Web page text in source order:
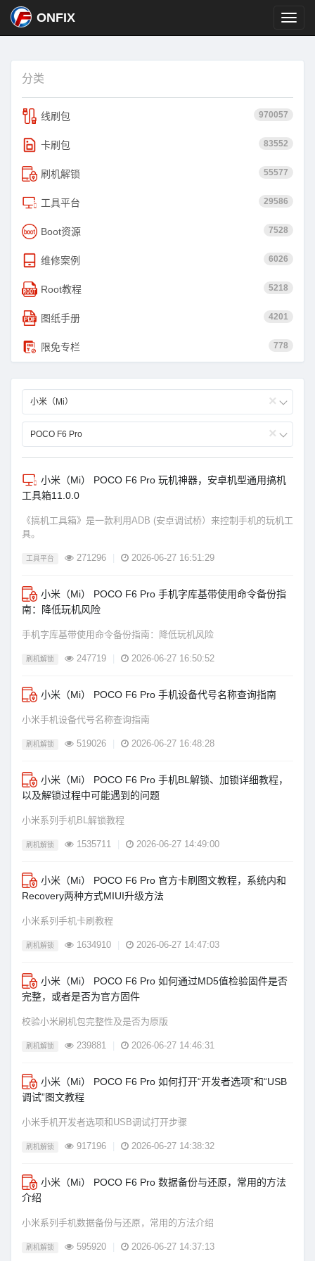
ONFIX
分类
970057
线刷包
83552
卡刷包
55577
刷机解锁
29586
工具平台
7528
Boot资源
6026
维修案例
5218
Root教程
4201
图纸手册
778
限免专栏
小米（Mi） ×
POCO F6 Pro ×
小米（Mi） POCO F6 Pro 玩机神器，安卓机型通用搞机
工具箱11.0.0
《搞机工具箱》是一款利用ADB (安卓调试桥）来控制手机的玩机工
具。
工具平台 271296 2026-06-27 16:51:29
小米（Mi） POCO F6 Pro 手机字库基带使用命令备份指
南：降低玩机风险
手机字库基带使用命令备份指南：降低玩机风险
刷机解锁 247719 2026-06-27 16:50:52
小米（Mi） POCO F6 Pro 手机设备代号名称查询指南
小米手机设备代号名称查询指南
刷机解锁 519026 2026-06-27 16:48:28
小米（Mi） POCO F6 Pro 手机BL解锁、加锁详细教程，
以及解锁过程中可能遇到的问题
小米系列手机BL解锁教程
刷机解锁 1535711 2026-06-27 14:49:00
小米（Mi） POCO F6 Pro 官方卡刷图文教程，系统内和
Recovery两种方式MIUI升级方法
小米系列手机卡刷教程
刷机解锁 1634910 2026-06-27 14:47:03
小米（Mi） POCO F6 Pro 如何通过MD5值检验固件是否
完整，或者是否为官方固件
校验小米刷机包完整性及是否为原版
刷机解锁 239881 2026-06-27 14:46:31
小米（Mi） POCO F6 Pro 如何打开“开发者选项”和“USB
调试”图文教程
小米手机开发者选项和USB调试打开步骤
刷机解锁 917196 2026-06-27 14:38:32
小米（Mi） POCO F6 Pro 数据备份与还原，常用的方法
介绍
小米系列手机数据备份与还原，常用的方法介绍
刷机解锁 595920 2026-06-27 14:37:13